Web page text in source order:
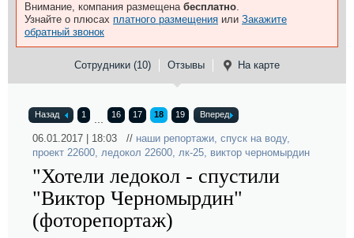
Внимание, компания размещена бесплатно.
Узнайте о плюсах платного размещения или Закажите
обратный звонок
Сотрудники (10) Отзывы На карте
Назад 1 16 17 18 19 Вперед
06.01.2017 | 18:03 // наши репортажи, спуск на воду,
проект 22600, ледокол 22600, лк-25, виктор черномырдин
"Хотели ледокол - спустили
"Виктор Черномырдин"
(фоторепортаж)